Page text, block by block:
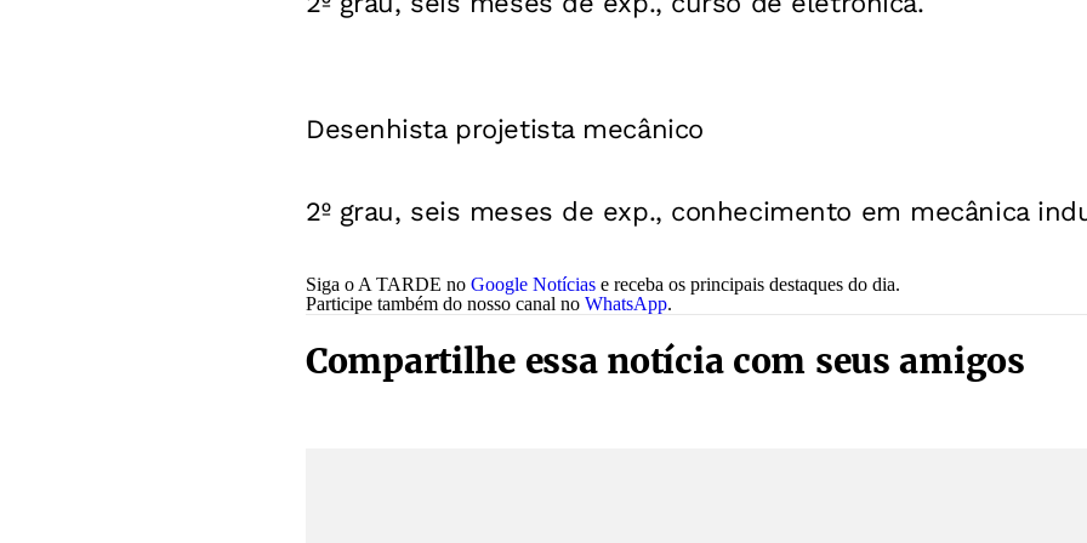
Desenhista projetista mecânico
2º grau, seis meses de exp., conhecimento em mecânica
Siga o A TARDE no Google Notícias e receba os principais destaques do dia.
Participe também do nosso canal no WhatsApp.
Compartilhe essa notícia com seus amigos